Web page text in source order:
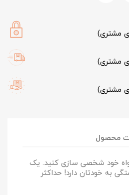
مشتری)
مشتری)
مشتری)
محصول
خود شخصی سازی کنید. یک
به خودتان دارد! حداکثر